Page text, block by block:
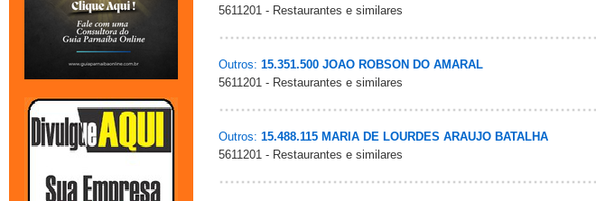
5611201 - Restaurantes e similares
Outros: 15.351.500 JOAO ROBSON DO AMARAL
5611201 - Restaurantes e similares
Outros: 15.488.115 MARIA DE LOURDES ARAUJO BATALHA
5611201 - Restaurantes e similares